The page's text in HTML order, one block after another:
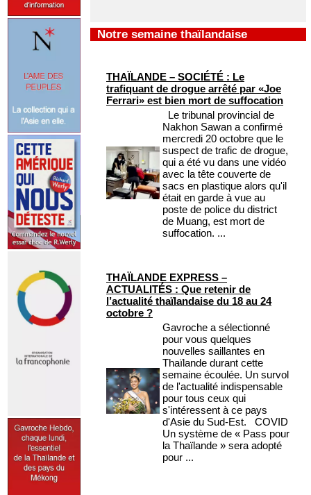
Notre semaine thaïlandaise
THAÏLANDE – SOCIÉTÉ : Le
trafiquant de drogue arrêté par «Joe
Ferrari» est bien mort de suffocation
Le tribunal provincial de
Nakhon Sawan a confirmé
mercredi 20 octobre que le
suspect de trafic de drogue,
qui a été vu dans une vidéo
avec la tête couverte de
sacs en plastique alors qu'il
était en garde à vue au
poste de police du district
de Muang, est mort de
suffocation. ...
THAÏLANDE EXPRESS –
ACTUALITÉS : Que retenir de
l’actualité thaïlandaise du 18 au 24
octobre ?
Gavroche a sélectionné
pour vous quelques
nouvelles saillantes en
Thaïlande durant cette
semaine écoulée. Un survol
de l'actualité indispensable
pour tous ceux qui
s'intéressent à ce pays
d'Asie du Sud-Est. COVID
Un système de « Pass pour
la Thaïlande » sera adopté
pour ...